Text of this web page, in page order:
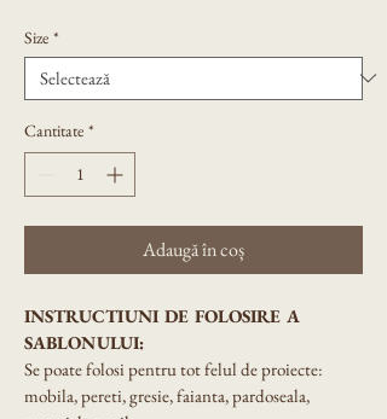
Size *
Cantitate *
Adaugă în coș
INSTRUCTIUNI DE FOLOSIRE A
SABLONULUI:
Se poate folosi pentru tot felul de proiecte:
mobila, pereti, gresie, faianta, pardoseala,